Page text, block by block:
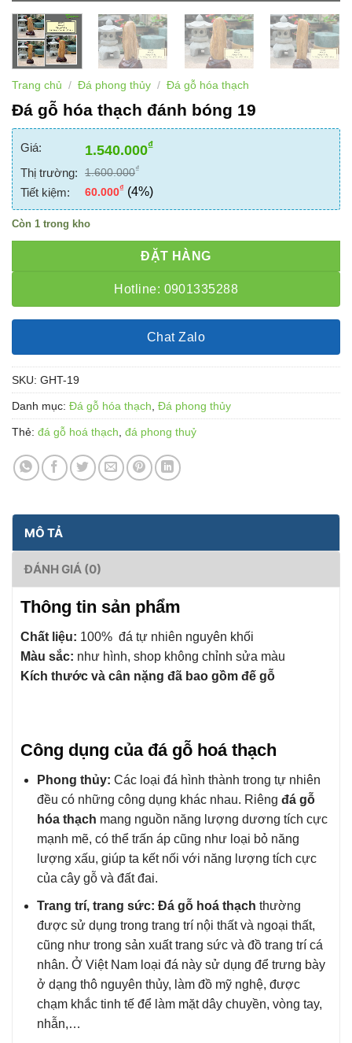
Trang chủ / Đá phong thủy / Đá gỗ hóa thạch
Đá gỗ hóa thạch đánh bóng 19
Giá: 1.540.000₫
Thị trường: 1.600.000₫
Tiết kiệm: 60.000₫ (4%)
Còn 1 trong kho
ĐẶT HÀNG
Hotline: 0901335288
Chat Zalo
SKU: GHT-19
Danh mục: Đá gỗ hóa thạch, Đá phong thủy
Thẻ: đá gỗ hoá thạch, đá phong thuỷ
MÔ TẢ
ĐÁNH GIÁ (0)
Thông tin sản phẩm
Chất liệu: 100% đá tự nhiên nguyên khối
Màu sắc: như hình, shop không chỉnh sửa màu
Kích thước và cân nặng đã bao gồm đế gỗ
Công dụng của đá gỗ hoá thạch
Phong thủy: Các loại đá hình thành trong tự nhiên
đều có những công dụng khác nhau. Riêng đá gỗ
hóa thạch mang nguồn năng lượng dương tích cực
mạnh mẽ, có thể trấn áp cũng như loại bỏ năng
lượng xấu, giúp ta kết nối với năng lượng tích cực
của cây gỗ và đất đai.
Trang trí, trang sức: Đá gỗ hoá thạch thường
được sử dụng trong trang trí nội thất và ngoại thất,
cũng như trong sản xuất trang sức và đồ trang trí cá
nhân. Ở Việt Nam loại đá này sử dụng để trưng bày
ở dạng thô nguyên thủy, làm đồ mỹ nghệ, được
chạm khắc tinh tế để làm mặt dây chuyền, vòng tay,
nhẫn,…